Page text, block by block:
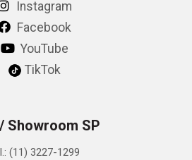
Instagram
Facebook
YouTube
TikTok
Showroom SP
(11) 3227-1299